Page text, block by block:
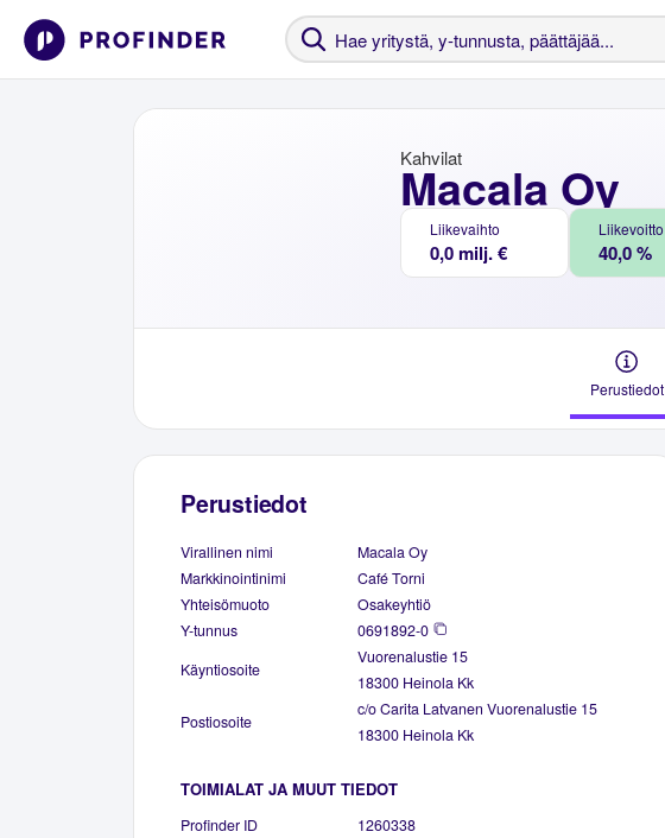
Macala Oy
Kahvilat
Liikevaihto
0,0 milj. €
Liikevoitto
40,0 %
Perustiedot
Perustiedot
Virallinen nimi
Macala Oy
Markkinointinimi
Café Torni
Yhteisömuoto
Osakeyhtiö
Y-tunnus
0691892-0
Käyntiosoite
Vuorenalustie 15
18300 Heinola Kk
Postiosoite
c/o Carita Latvanen Vuorenalustie 15
18300 Heinola Kk
TOIMIALAT JA MUUT TIEDOT
Profinder ID
1260338